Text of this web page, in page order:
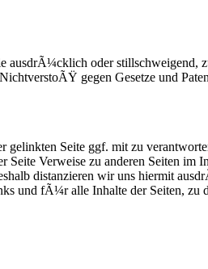
ausdrÃ¼cklich oder stillschweigend,
gegen Gesetze und
Seite ggf. mit zu
Verweise zu anderen Seiten im
distanzieren wir uns hiermit
und fÃ¼r alle Inhalte der Seiten, zu